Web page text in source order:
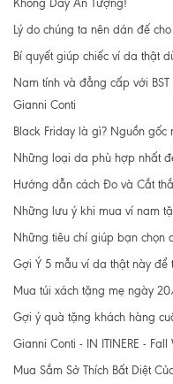
Không Dây Ấn Tượng!
Lý do chúng ta nên dán đế
Bí quyết giúp chiếc ví da thật
Nam tính và đẳng cấp với
Gianni Conti
Black Friday là gì? Nguồn
Những loại da phù hợp nhất
Hướng dẫn cách Đo và Cắt
Những lưu ý khi mua ví nam
Những tiêu chí giúp bạn
Gợi Ý 5 mẫu ví da thật này
Mua túi xách tặng mẹ ngày
Gợi ý quà tặng khách hàng
Gianni Conti - IN ITINERE - Fall
Mua Sắm Sở Thích Bất Diệt